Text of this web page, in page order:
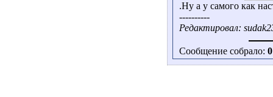
.Ну а у самого как
----------
Редактировал:
Сообщение собрало: 0